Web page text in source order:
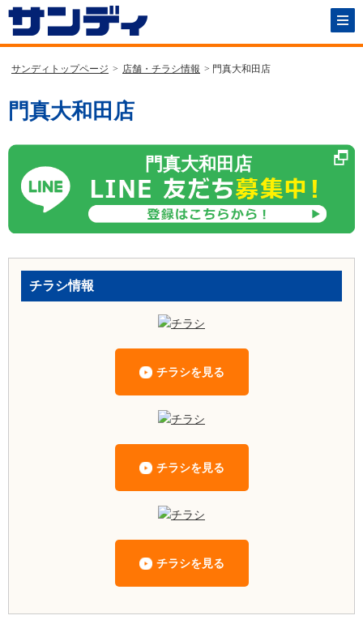
サンディトップページ > 店舗・チラシ情報 > 門真大和田店
門真大和田店
門真大和田店
チラシ情報
チラシを見る
チラシを見る
チラシを見る